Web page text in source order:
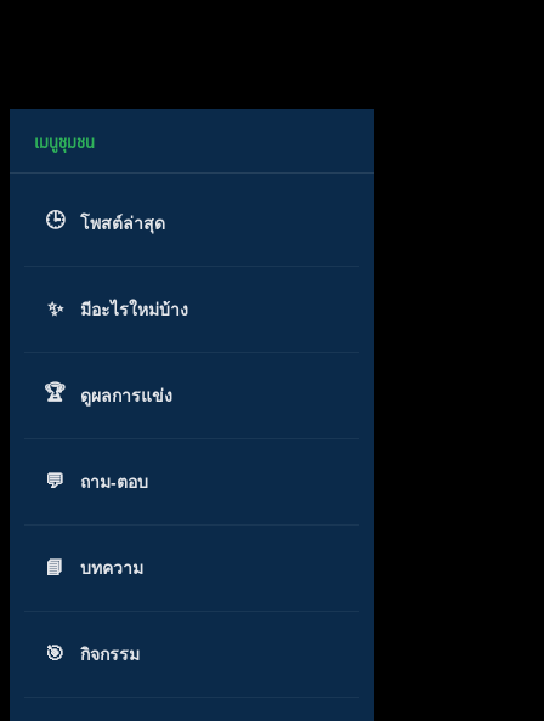
โพสต์ล่าสุด
มีอะไรใหม่บ้าง
ดูผลการแข่ง
ถาม-ตอบ
บทความ
กิจกรรม